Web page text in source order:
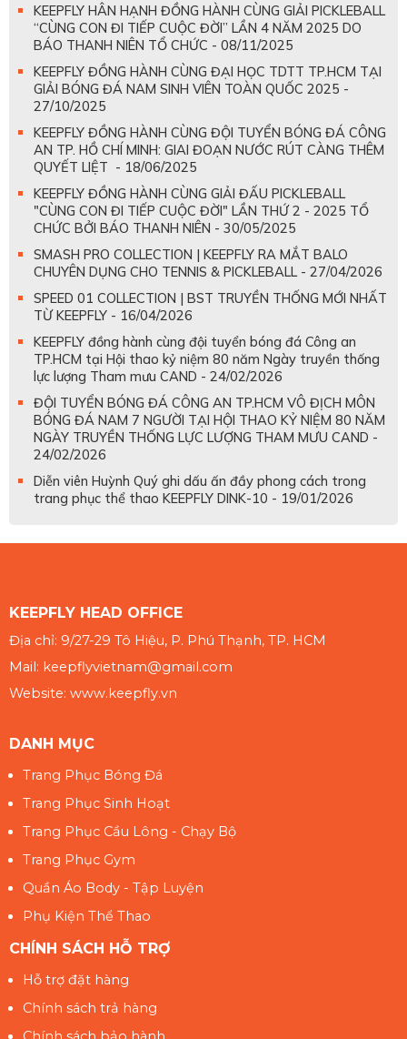
KEEPFLY HÂN HẠNH ĐỒNG HÀNH CÙNG GIẢI PICKLEBALL
“CÙNG CON ĐI TIẾP CUỘC ĐỜI” LẦN 4 NĂM 2025 DO
BÁO THANH NIÊN TỔ CHỨC - 08/11/2025
KEEPFLY ĐỒNG HÀNH CÙNG ĐẠI HỌC TDTT TP.HCM TẠI
GIẢI BÓNG ĐÁ NAM SINH VIÊN TOÀN QUỐC 2025 -
27/10/2025
KEEPFLY ĐỒNG HÀNH CÙNG ĐỘI TUYỂN BÓNG ĐÁ CÔNG
AN TP. HỒ CHÍ MINH: GIAI ĐOẠN NƯỚC RÚT CÀNG THÊM
QUYẾT LIỆT - 18/06/2025
KEEPFLY ĐỒNG HÀNH CÙNG GIẢI ĐẤU PICKLEBALL
"CÙNG CON ĐI TIẾP CUỘC ĐỜI" LẦN THỨ 2 - 2025 TỔ
CHỨC BỞI BÁO THANH NIÊN - 30/05/2025
SMASH PRO COLLECTION | KEEPFLY RA MẮT BALO
CHUYÊN DỤNG CHO TENNIS & PICKLEBALL - 27/04/2026
SPEED 01 COLLECTION | BST TRUYỀN THỐNG MỚI NHẤT
TỪ KEEPFLY - 16/04/2026
KEEPFLY đồng hành cùng đội tuyển bóng đá Công an
TP.HCM tại Hội thao kỷ niệm 80 năm Ngày truyền thống
lực lượng Tham mưu CAND - 24/02/2026
ĐỘI TUYỂN BÓNG ĐÁ CÔNG AN TP.HCM VÔ ĐỊCH MÔN
BÓNG ĐÁ NAM 7 NGƯỜI TẠI HỘI THAO KỶ NIỆM 80 NĂM
NGÀY TRUYỀN THỐNG LỰC LƯỢNG THAM MƯU CAND -
24/02/2026
Diễn viên Huỳnh Quý ghi dấu ấn đầy phong cách trong
trang phục thể thao KEEPFLY DINK-10 - 19/01/2026
KEEPFLY HEAD OFFICE
Địa chỉ: 9/27-29 Tô Hiệu, P. Phú Thạnh, TP. HCM
Mail: keepflyvietnam@gmail.com
Website: www.keepfly.vn
DANH MỤC
Trang Phục Bóng Đá
Trang Phục Sinh Hoạt
Trang Phục Cầu Lông - Chạy Bộ
Trang Phục Gym
Quần Áo Body - Tập Luyện
Phụ Kiện Thể Thao
CHÍNH SÁCH HỖ TRỢ
Hỗ trợ đặt hàng
Chính sách trả hàng